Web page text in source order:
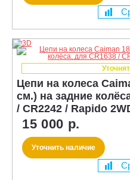
Цепи на колеса
см.) на задние
/ CR2242 / Rapido
15 000 р.
Уточнить наличие